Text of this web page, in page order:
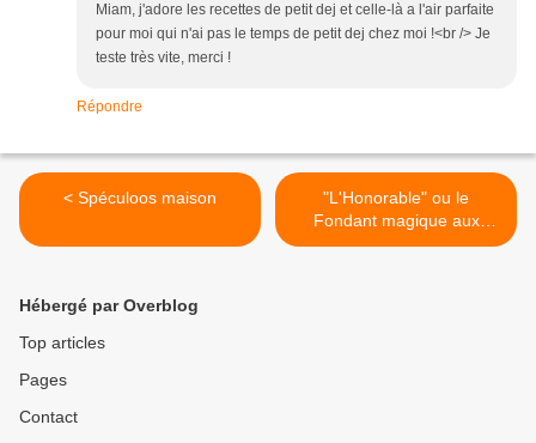
Miam, j'adore les recettes de petit dej et celle-là a l'air parfaite
pour moi qui n'ai pas le temps de petit dej chez moi !<br /> Je
teste très vite, merci !
Répondre
< Spéculoos maison
"L'Honorable" ou le
Fondant magique aux
amandes >
Hébergé par Overblog
Top articles
Pages
Contact